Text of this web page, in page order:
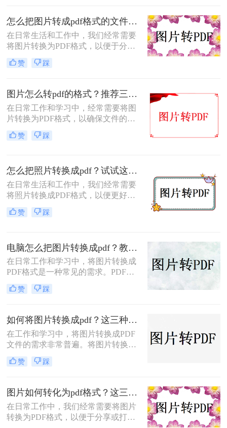
模糊、页面错位，甚至隐私泄露。本
文基于实际测试，对比四种主流图片
转PDF方案，按场景给出明确建议，
帮你少走弯路。
怎么把图片转成pdf格式的文件？尝试下面三种方法！
在日常生活和工作中，我们经常需要
将图片转换为PDF格式，以便于分
享、打印或归档。那么怎么把图片转
成pdf格式的文件呢？本文将介绍三种
方法都有其特点和适用场景，您可以
根据自己的需求选择最合适的方式。
赞 踩
图片怎么转pdf的格式？推荐三种实用的方法！
在日常工作和学习中，经常需要将图
片转换为PDF格式，以确保文件的格
式和排版保持不变，同时方便分享和
传递。那么图片怎么转PDF的格式
赞 踩
怎么把照片转换成pdf？试试这三个转换方法！
在日常生活和工作中，我们经常需要
将照片转换成PDF格式，以便更好地
进行分享、存储或打印。那么怎么把
照片转换成pdf呢？本文将介绍三种将
赞 踩
电脑怎么把图片转换成pdf？教你4种简单的方法！
在日常工作和学习中，将图片转换成
PDF格式是一种常见的需求。PDF格
式具有支持矢量图形、打印格式不走
样、兼容性高、体积小以及支持批注
格式。那么电脑怎么把图片转换成pdf
呢？本文将介绍四种常见的图片转
PDF的方法。
赞 踩
如何将图片转换成pdf？这三种方法帮助你解决问题！
在工作和学习中，将图片转换成PDF
文件的需求非常普遍。将图片转换成
PDF不仅可以方便地整合多张图片，
还可以确保文件格式的一致性和兼容
文将介绍三种常见的图片转PDF方
法。
赞 踩
图片如何转化为pdf格式？这三个实用指南收好！
在日常工作中，我们经常需要将图片
转换为PDF格式，以便于分享或打